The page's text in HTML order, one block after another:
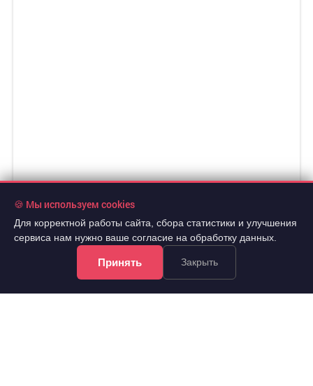
🍪 Мы используем cookies
Для корректной работы сайта, сбора статистики и улучшения
сервиса нам нужно ваше согласие на обработку данных.
Принять Закрыть